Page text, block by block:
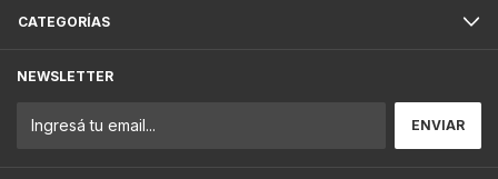
CATEGORÍAS
NEWSLETTER